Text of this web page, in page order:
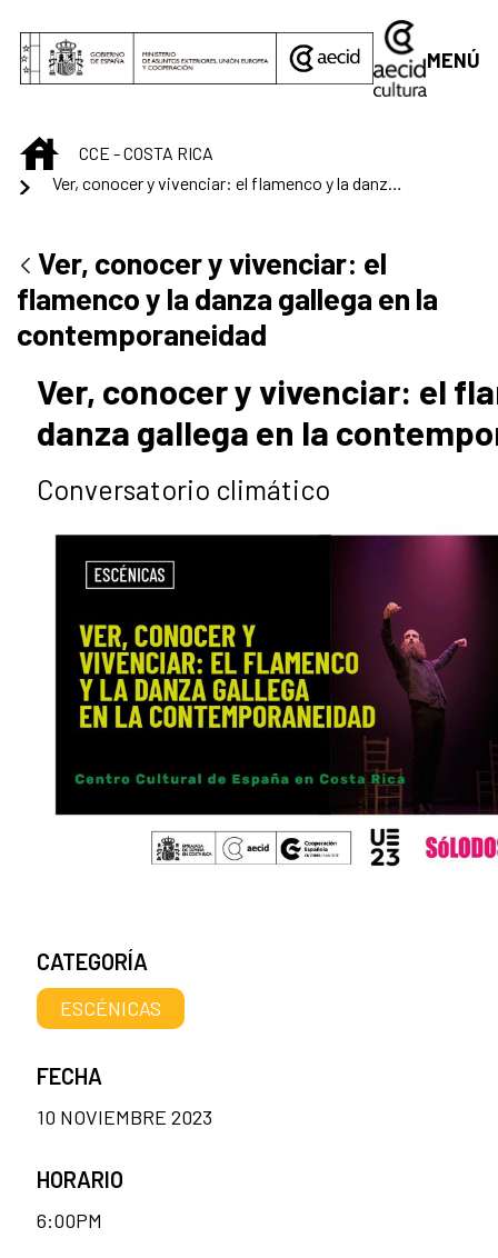
MENÚ
INICIO
CCE - COSTA RICA
Ver, conocer y vivenciar: el
flamenco y la danza gallega en la
contemporaneidad
Ver, conocer y vivenciar: el
danza gallega en la
Conversatorio climático
CATEGORÍA
ESCÉNICAS
FECHA
10 NOVIEMBRE 2023
HORARIO
6:00PM